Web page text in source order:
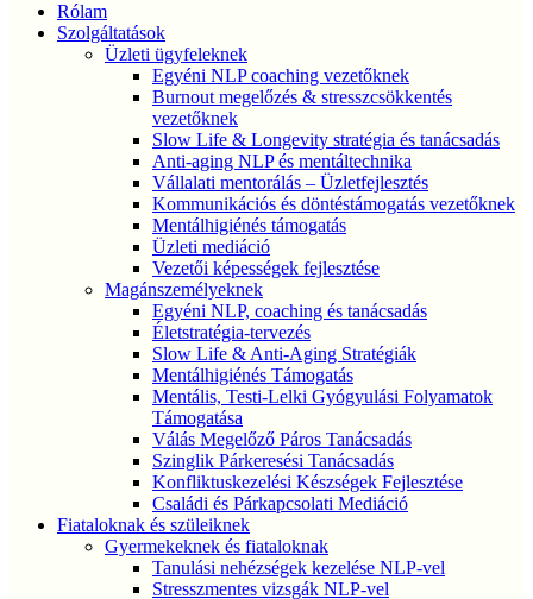
Rólam
Szolgáltatások
Üzleti ügyfeleknek
Egyéni NLP coaching vezetőknek
Burnout megelőzés & stresszcsökkentés
vezetőknek
Slow Life & Longevity stratégia és tanácsadás
Anti-aging NLP és mentáltechnika
Vállalati mentorálás – Üzletfejlesztés
Kommunikációs és döntéstámogatás vezetőknek
Mentálhigiénés támogatás
Üzleti mediáció
Vezetői képességek fejlesztése
Magánszemélyeknek
Egyéni NLP, coaching és tanácsadás
Életstratégia-tervezés
Slow Life & Anti-Aging Stratégiák
Mentálhigiénés Támogatás
Mentális, Testi-Lelki Gyógyulási Folyamatok
Támogatása
Válás Megelőző Páros Tanácsadás
Szinglik Párkeresési Tanácsadás
Konfliktuskezelési Készségek Fejlesztése
Családi és Párkapcsolati Mediáció
Fiataloknak és szüleiknek
Gyermekeknek és fiataloknak
Tanulási nehézségek kezelése NLP-vel
Stresszmentes vizsgák NLP-vel